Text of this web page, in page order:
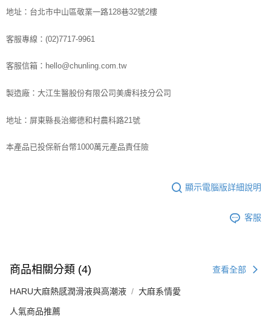
地址：台北市中山區敬業一路128巷32號2樓
客服專線：(02)7717-9961
客服信箱：hello@chunling.com.tw
製造廠：大江生醫股份有限公司美膚科技分公司
地址：屏東縣長治鄉德和村農科路21號
本產品已投保新台幣1000萬元產品責任險
顯示電腦版詳細說明
客服
商品相關分類 (4) 查看全部
HARU大麻熱感潤滑液與高潮液 大麻系情愛
人氣商品推薦